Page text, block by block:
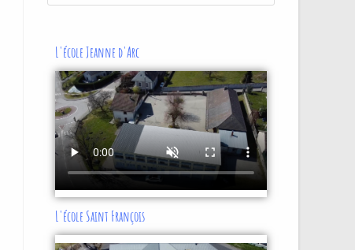
L'école Jeanne d'Arc
L'école Saint François